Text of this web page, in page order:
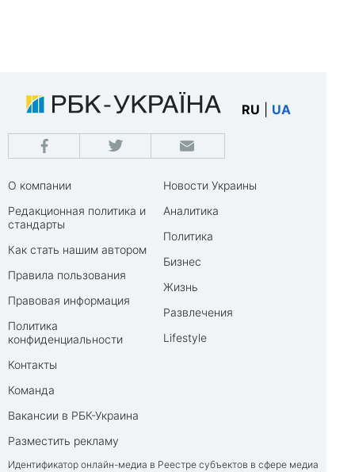
RU UA
О компании
Редакционная политика и
стандарты
Как стать нашим автором
Правила пользования
Правовая информация
Политика
конфиденциальности
Контакты
Команда
Вакансии в РБК-Украина
Разместить рекламу
Новости Украины
Аналитика
Политика
Бизнес
Жизнь
Развлечения
Lifestyle
Идентификатор онлайн-медиа в Реестре субъектов в сфере медиа